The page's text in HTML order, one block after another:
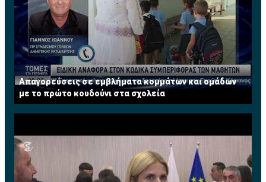
Απαγορεύσεις σε εμβλήματα κομμάτων και ομάδων
με το πρώτο κουδούνι στα σχολεία